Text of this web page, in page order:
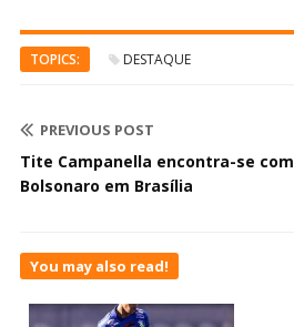
TOPICS: DESTAQUE
PREVIOUS POST
Tite Campanella encontra-se com
Bolsonaro em Brasília
You may also read!